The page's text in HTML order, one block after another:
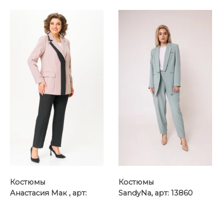
Костюмы
Анастасия Мак , арт:
Костюмы
SandyNa, арт: 13860